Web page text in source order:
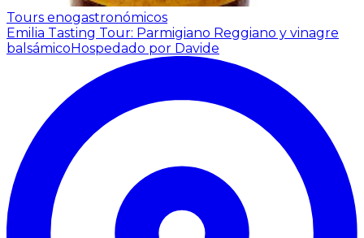
Tours enogastronómicos
Emilia Tasting Tour: Parmigiano Reggiano y vinagre
balsámicoHospedado por Davide